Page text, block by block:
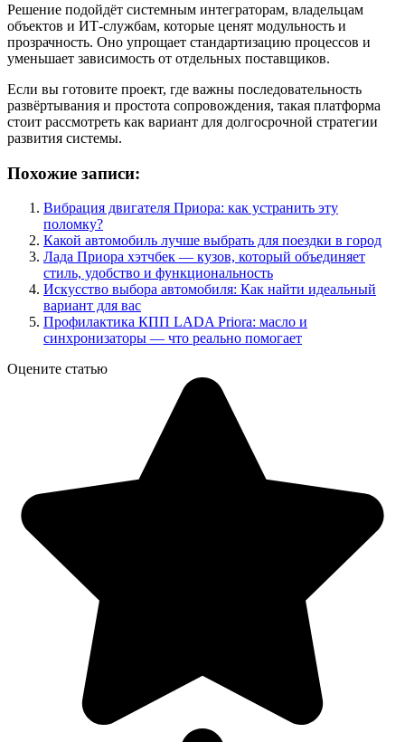
Решение подойдёт системным интеграторам, владельцам
объектов и ИТ-службам, которые ценят модульность и
прозрачность. Оно упрощает стандартизацию процессов и
уменьшает зависимость от отдельных поставщиков.
Если вы готовите проект, где важны последовательность
развёртывания и простота сопровождения, такая платформа
стоит рассмотреть как вариант для долгосрочной стратегии
развития системы.
Похожие записи:
Вибрация двигателя Приора: как устранить эту
поломку?
Какой автомобиль лучше выбрать для поездки в город
Лада Приора хэтчбек — кузов, который объединяет
стиль, удобство и функциональность
Искусство выбора автомобиля: Как найти идеальный
вариант для вас
Профилактика КПП LADA Priora: масло и
синхронизаторы — что реально помогает
Оцените статью